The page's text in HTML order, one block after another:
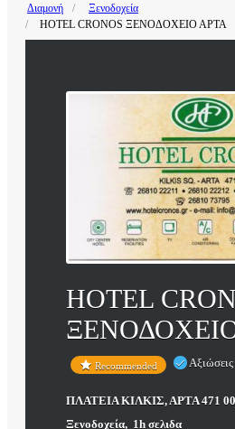
Διαμονή
Ξενοδοχεία
HOTEL CRONOS ΞΕΝΟΔΟΧΕΙΟ ΑΡΤΑ
HOTEL
Recommended Αξιώσεις
ΠΛΑΤΕΙΑ ΚΙΛΚΙΣ, ΑΡΤΑ 471
Ξενοδοχεία, 1h σελιδα